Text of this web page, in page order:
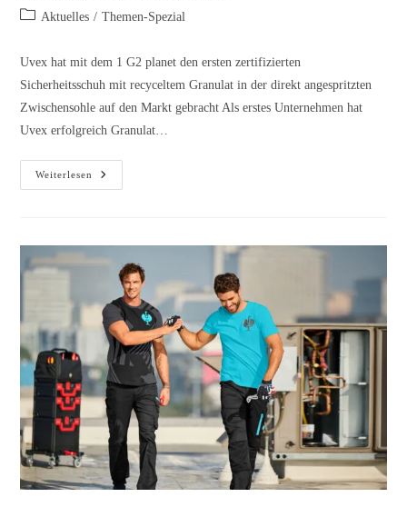
Aktuelles / Themen-Spezial
Uvex hat mit dem 1 G2 planet den ersten zertifizierten
Sicherheitsschuh mit recyceltem Granulat in der direkt angespritzten
Zwischensohle auf den Markt gebracht Als erstes Unternehmen hat
Uvex erfolgreich Granulat…
Weiterlesen